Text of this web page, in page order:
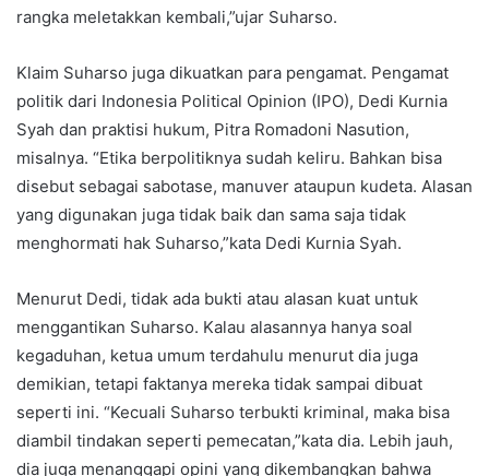
rangka meletakkan kembali,”ujar Suharso.
Klaim Suharso juga dikuatkan para pengamat. Pengamat
politik dari Indonesia Political Opinion (IPO), Dedi Kurnia
Syah dan praktisi hukum, Pitra Romadoni Nasution,
misalnya. “Etika berpolitiknya sudah keliru. Bahkan bisa
disebut sebagai sabotase, manuver ataupun kudeta. Alasan
yang digunakan juga tidak baik dan sama saja tidak
menghormati hak Suharso,”kata Dedi Kurnia Syah.
Menurut Dedi, tidak ada bukti atau alasan kuat untuk
menggantikan Suharso. Kalau alasannya hanya soal
kegaduhan, ketua umum terdahulu menurut dia juga
demikian, tetapi faktanya mereka tidak sampai dibuat
seperti ini. “Kecuali Suharso terbukti kriminal, maka bisa
diambil tindakan seperti pemecatan,”kata dia. Lebih jauh,
dia juga menanggapi opini yang dikembangkan bahwa